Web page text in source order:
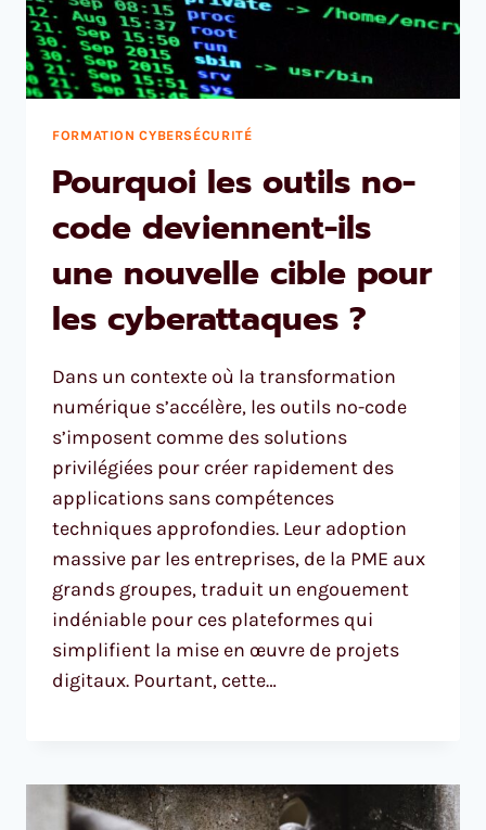
FORMATION CYBERSÉCURITÉ
Pourquoi les outils no-
code deviennent-ils
une nouvelle cible pour
les cyberattaques ?
Dans un contexte où la transformation
numérique s’accélère, les outils no-code
s’imposent comme des solutions
privilégiées pour créer rapidement des
applications sans compétences
techniques approfondies. Leur adoption
massive par les entreprises, de la PME aux
grands groupes, traduit un engouement
indéniable pour ces plateformes qui
simplifient la mise en œuvre de projets
digitaux. Pourtant, cette…